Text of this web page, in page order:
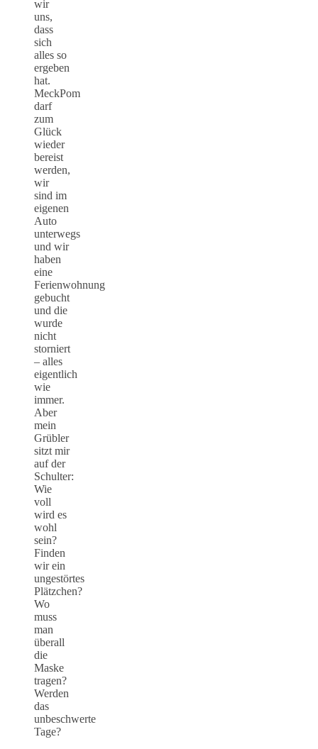
wir
uns,
dass
sich
alles so
ergeben
hat.
MeckPom
darf
zum
Glück
wieder
bereist
werden,
wir
sind im
eigenen
Auto
unterwegs
und wir
haben
eine
Ferienwohnung
gebucht
und die
wurde
nicht
storniert
– alles
eigentlich
wie
immer.
Aber
mein
Grübler
sitzt mir
auf der
Schulter:
Wie
voll
wird es
wohl
sein?
Finden
wir ein
ungestörtes
Plätzchen?
Wo
muss
man
überall
die
Maske
tragen?
Werden
das
unbeschwerte
Tage?